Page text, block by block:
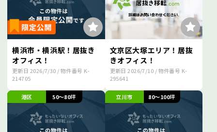
横浜市・横浜駅！居抜き
オフィス！
更新日 2026/7/30 / 物件番号 K-
214705
文京区大塚エリア！居抜
きオフィス！
更新日2026/7/10 / 物件番号 K-
295641
港区 50～80坪 立川市 80～100坪